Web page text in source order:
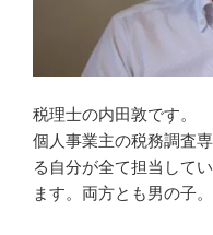
税理士の内田敦です。
個人事業主の税務調査
る自分が全て担当して
ます。両方とも男の子。